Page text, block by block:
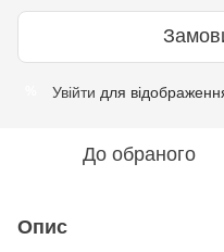
Увійти для
До обраного
Опис